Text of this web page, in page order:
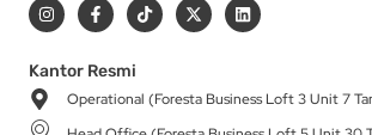
n
s
a
g
r
a
a
c
b
o
i
k
-
t
t
i
n
i
Kantor Resmi
Operational (Foresta Business Loft 3 Unit 7